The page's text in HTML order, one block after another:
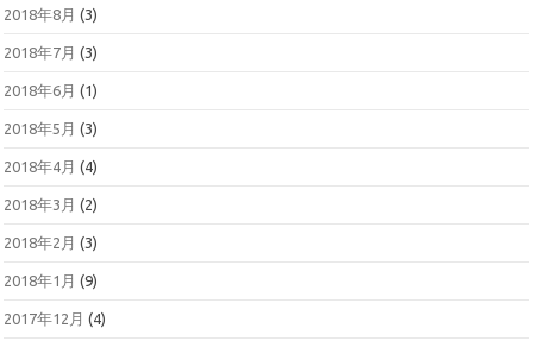
2018年8月 (3)
2018年7月 (3)
2018年6月 (1)
2018年5月 (3)
2018年4月 (4)
2018年3月 (2)
2018年2月 (3)
2018年1月 (9)
2017年12月 (4)